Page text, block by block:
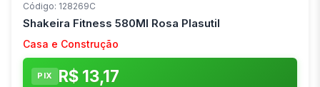
Código: 128269C
Shakeira Fitness 580Ml Rosa Plasutil
Casa e Construção
PIX R$ 13,17